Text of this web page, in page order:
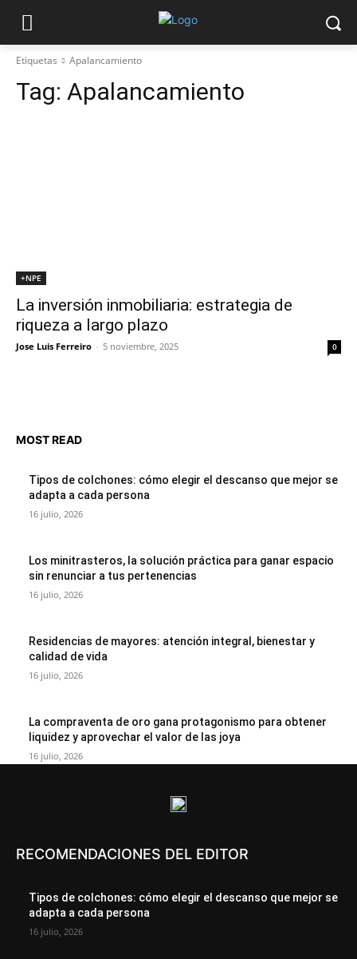
Etiquetas Apalancamiento
Tag: Apalancamiento
+NPE
La inversión inmobiliaria: estrategia de
riqueza a largo plazo
Jose Luis Ferreiro - 5 noviembre, 2025 0
MOST READ
Tipos de colchones: cómo elegir el descanso que mejor se
adapta a cada persona
16 julio, 2026
Los minitrasteros, la solución práctica para ganar espacio
sin renunciar a tus pertenencias
16 julio, 2026
Residencias de mayores: atención integral, bienestar y
calidad de vida
16 julio, 2026
La compraventa de oro gana protagonismo para obtener
liquidez y aprovechar el valor de las joya
16 julio, 2026
RECOMENDACIONES DEL EDITOR
Tipos de colchones: cómo elegir el descanso que mejor se
adapta a cada persona
16 julio, 2026